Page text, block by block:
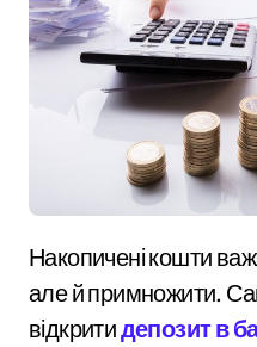
Накопичені кошти важливо не тільки зберегти,
але й примножити.
відкритидепозит в